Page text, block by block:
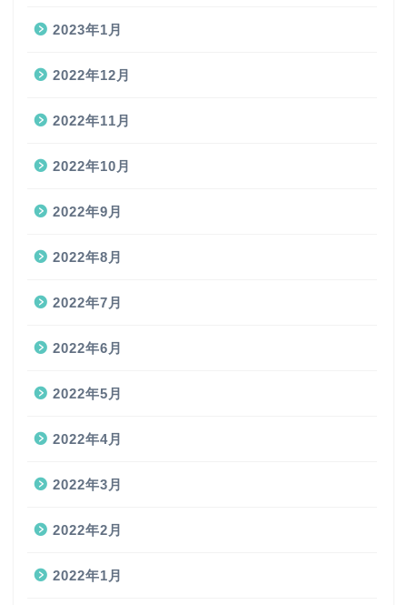
2023年1月
2022年12月
2022年11月
2022年10月
2022年9月
2022年8月
2022年7月
2022年6月
2022年5月
2022年4月
2022年3月
2022年2月
2022年1月